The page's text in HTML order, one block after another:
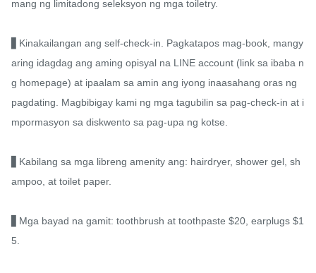
mang ng limitadong seleksyon ng mga toiletry.
▋Kinakailangan ang self-check-in. Pagkatapos mag-book, mangy
aring idagdag ang aming opisyal na LINE account (link sa ibaba n
g homepage) at ipaalam sa amin ang iyong inaasahang oras ng
pagdating. Magbibigay kami ng mga tagubilin sa pag-check-in at i
mpormasyon sa diskwento sa pag-upa ng kotse.
▋Kabilang sa mga libreng amenity ang: hairdryer, shower gel, sh
ampoo, at toilet paper.
▋Mga bayad na gamit: toothbrush at toothpaste $20, earplugs $1
5.